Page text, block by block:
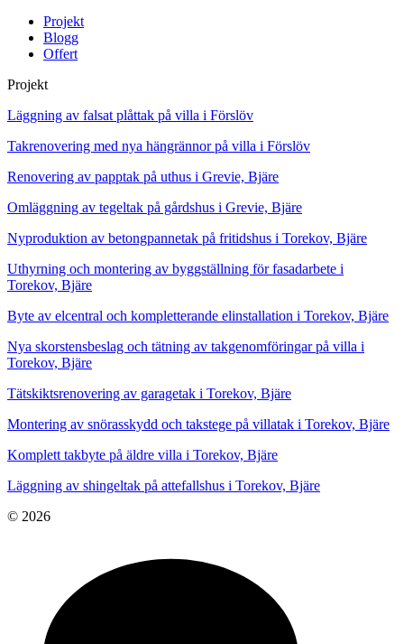
Projekt
Blogg
Offert
Projekt
Läggning av falsat plåttak på villa i Förslöv
Takrenovering med nya hängrännor på villa i Förslöv
Renovering av papptak på uthus i Grevie, Bjäre
Omläggning av tegeltak på gårdshus i Grevie, Bjäre
Nyproduktion av betongpannetak på fritidshus i Torekov, Bjäre
Uthyrning och montering av byggställning för fasadarbete i
Torekov, Bjäre
Byte av elcentral och kompletterande elinstallation i Torekov, Bjäre
Nya skorstensbeslag och tätning av takgenomföringar på villa i
Torekov, Bjäre
Tätskiktsrenovering av garagetak i Torekov, Bjäre
Montering av snörasskydd och takstege på villatak i Torekov, Bjäre
Komplett takbyte på äldre villa i Torekov, Bjäre
Läggning av shingeltak på attefallshus i Torekov, Bjäre
© 2026